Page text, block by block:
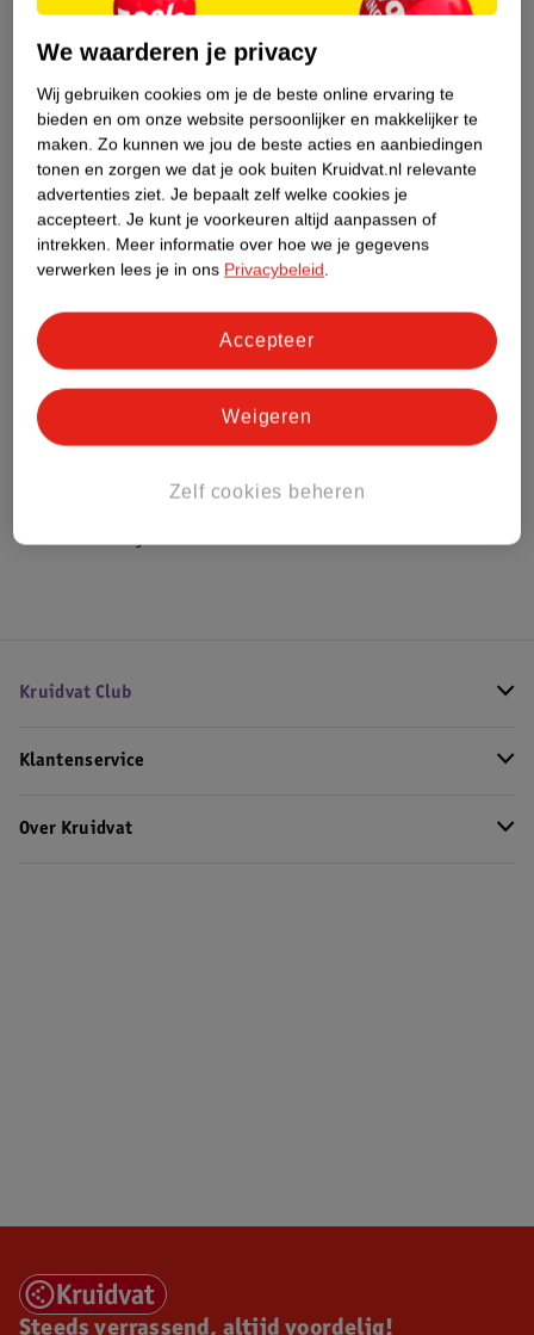
Productinformatie
Etiketinformatie
Nature Impact Score
Dit product heeft (nog) geen Nature
Impact Score.
Meer informatie
Bestel & Bezorginformatie
Bekijk ook
Alle Handzeep
Hoe controleren wij de reviews?
Kruidvat Club
Klantenservice
Over Kruidvat
Steeds verrassend, altijd voordelig!
We waarderen je privacy
Wij gebruiken cookies om je de beste online ervaring te
bieden en om onze website persoonlijker en makkelijker te
maken. Zo kunnen we jou de beste acties en aanbiedingen
tonen en zorgen we dat je ook buiten Kruidvat.nl relevante
advertenties ziet. Je bepaalt zelf welke cookies je
accepteert. Je kunt je voorkeuren altijd aanpassen of
intrekken. Meer informatie over hoe we je gegevens
verwerken lees je in ons Privacybeleid.
Zelf cookies beheren
Weigeren
Accepteer